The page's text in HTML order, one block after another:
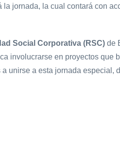
jornada, la cual contará con
Social Corporativa (RSC) de
involucrarse en proyectos
unirse a esta jornada